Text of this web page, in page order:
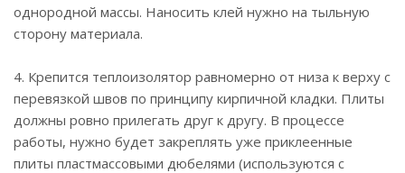
однородной массы. Наносить клей нужно на тыльную
сторону материала.
4. Крепится теплоизолятор равномерно от низа к верху с
перевязкой швов по принципу кирпичной кладки. Плиты
должны ровно прилегать друг к другу. В процессе
работы, нужно будет закреплять уже приклеенные
плиты пластмассовыми дюбелями (используются с